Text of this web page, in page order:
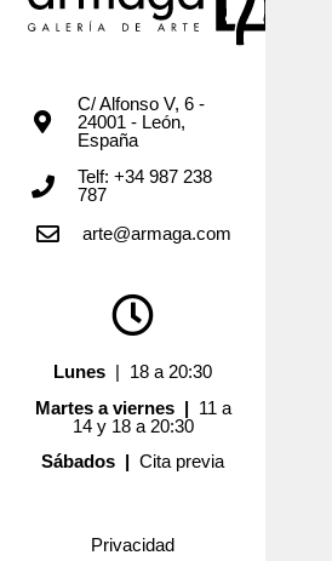
C/ Alfonso V, 6 -
24001 - León,
España
Telf: +34 987 238
787
arte@armaga.com
Lunes | 18 a 20:30
Martes a viernes | 11 a
14 y 18 a 20:30
Sábados |Cita previa
Privacidad